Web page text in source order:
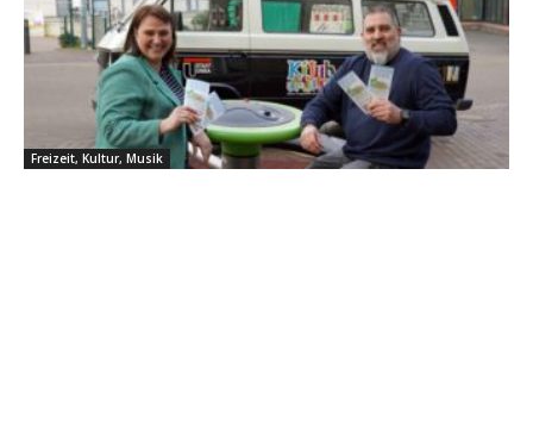
Freizeit, Kultur, Musik